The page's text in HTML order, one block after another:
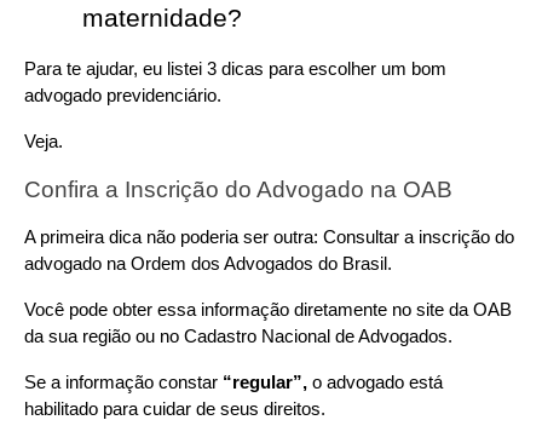
maternidade?
Para te ajudar, eu listei 3 dicas para escolher um bom
advogado previdenciário.
Veja.
Confira a Inscrição do Advogado na OAB
A primeira dica não poderia ser outra: Consultar a inscrição do
advogado na Ordem dos Advogados do Brasil.
Você pode obter essa informação diretamente no site da OAB
da sua região ou no Cadastro Nacional de Advogados.
Se a informação constar “regular”, o advogado está
habilitado para cuidar de seus direitos.